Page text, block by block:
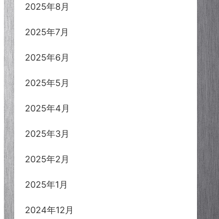
2025年8月
2025年7月
2025年6月
2025年5月
2025年4月
2025年3月
2025年2月
2025年1月
2024年12月